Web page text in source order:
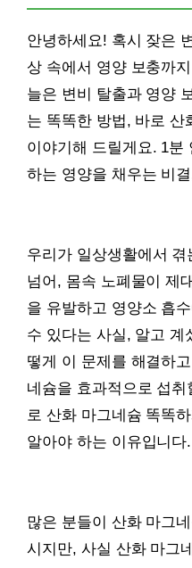
안녕하세요! 혹시 잦은
상 속에서 영양 보충까
늘은 변비 탈출과 영양
는 똑똑한 방법, 바로 산
이야기해 드릴게요. 1분
하는 영양을 채우는 비
우리가 일상생활에서
넘어, 몸속 노폐물이 제
을 유발하고 영양소 흡
수 있다는 사실, 알고 계
떻게 이 문제를 해결하
네슘을 효과적으로 섭
로 산화 마그네슘 똑똑
알아야 하는 이유입니다.
많은 분들이 산화 마그
시지만, 사실 산화 마그